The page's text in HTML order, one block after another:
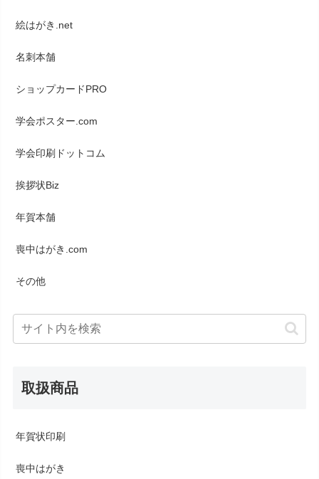
絵はがき.net
名刺本舗
ショップカードPRO
学会ポスター.com
学会印刷ドットコム
挨拶状Biz
年賀本舗
喪中はがき.com
その他
取扱商品
年賀状印刷
喪中はがき